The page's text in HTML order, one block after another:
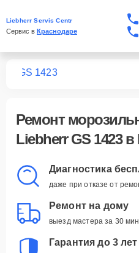
Liebherr Servis Centr
Сервис в Краснодаре
GS 1423
Ремонт
Liebherr GS 1423в
Диагностика
даже при отказе от
Ремонт на дому
выезд мастера за 30
Гарантия до 3 лет